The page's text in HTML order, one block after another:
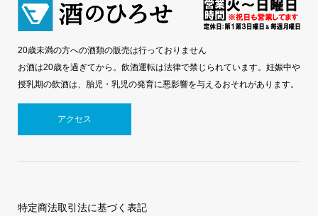
20歳未満の方への酒類の販売は行っておりません
お酒は20歳を過ぎてから。飲酒運転は法律で禁じられています。妊娠中や
授乳期の飲酒は、胎児・乳児の発育に悪影響を与えるおそれがあります。
アクセス
特定商法取引法に基づく表記